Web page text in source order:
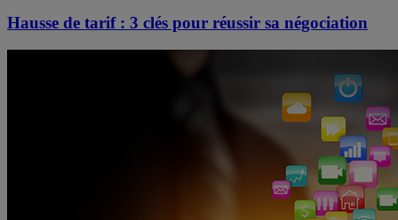
Hausse de tarif : 3 clés pour réussir sa négociation